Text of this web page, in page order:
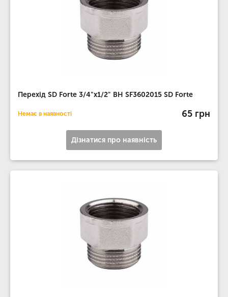
Перехід SD Forte 3/4"х1/2" ВН SF3602015 SD Forte
Немає в наявності 65 грн
Дізнатися про наявність